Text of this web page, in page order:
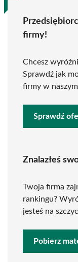
firmy!
Chcesz
Sprawdź jak
firmy w
Sprawdź
Znalazłeś
Twoja firma
rankingu?
jesteś na
Pobierz